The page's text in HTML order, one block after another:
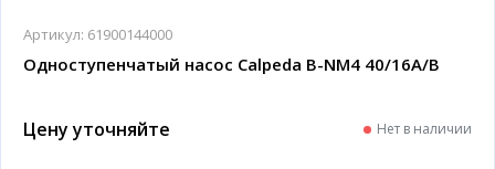
Артикул: 61900144000
Одноступенчатый насос Calpeda B-NM4 40/16A/B
Цену уточняйте Нет в наличии